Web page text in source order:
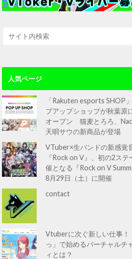
人気ページ
「Rakuten esports SHOP
プアップショップが秋葉原
オープン 猫麦とろろ、
天唄サウの新商品が登場
VTuber×生バンドの新感覚
『Rock on V』、初の2ステ
催となる『Rock on V
8月29日（土）に開催
contact
Vtuberに次ぐ新しい仕事！
っ」で始めるバーチャルチ
ィとは？